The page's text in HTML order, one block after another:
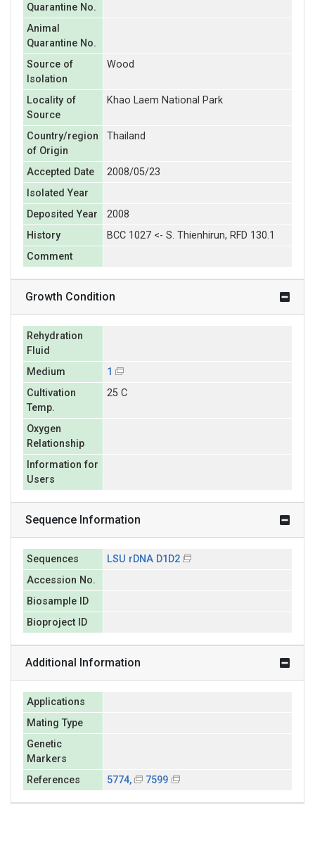
Quarantine No.
Animal
Quarantine No.
Source of
Isolation
Wood
Locality of
Source
Khao Laem National Park
Country/region
of Origin
Thailand
Accepted Date
2008/05/23
Isolated Year
Deposited Year
2008
History
BCC 1027 <- S. Thienhirun, RFD 130.1
Comment
Growth Condition
Rehydration
Fluid
Medium
1
Cultivation
Temp.
25 C
Oxygen
Relationship
Information for
Users
Sequence Information
Sequences
LSU rDNA D1D2
Accession No.
Biosample ID
Bioproject ID
Additional Information
Applications
Mating Type
Genetic
Markers
References
5774, 7599